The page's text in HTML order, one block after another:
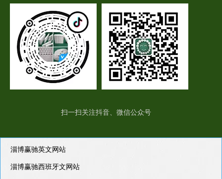
扫一扫关注抖音、微信公众号
淄博赢驰英文网站
淄博赢驰西班牙文网站